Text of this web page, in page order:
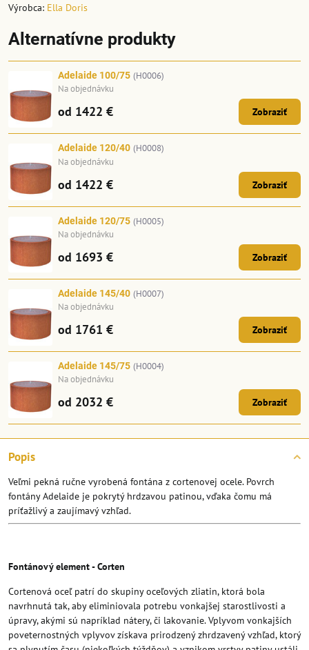
Výrobca: Ella Doris
Popis
Veľmi pekná ručne vyrobená fontána z cortenovej ocele. Povrch
fontány Adelaide je pokrytý hrdzavou patinou, vďaka čomu má
príťažlivý a zaujímavý vzhľad.
Fontánový element - Corten
Cortenová oceľ patrí do skupiny oceľových zliatin, ktorá bola
navrhnutá tak, aby eliminiovala potrebu vonkajšej starostlivosti a
úpravy, akými sú napríklad nátery, či lakovanie. Vplyvom vonkajších
poveternostných vplyvov získava prirodzený zhrdzavený vzhľad, ktorý
Alternatívne produkty
Adelaide 100/75 (H0006)
Na objednávku
od 1422 € Zobraziť
Adelaide 120/40 (H0008)
Na objednávku
od 1422 € Zobraziť
Adelaide 120/75 (H0005)
Na objednávku
od 1693 € Zobraziť
Adelaide 145/40 (H0007)
Na objednávku
od 1761 € Zobraziť
Adelaide 145/75 (H0004)
Na objednávku
od 2032 € Zobraziť